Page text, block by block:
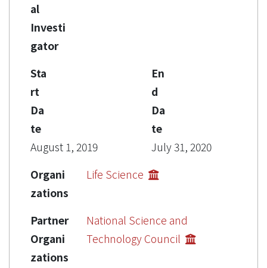
al
Investi
gator
Sta
rt
Da
te
August 1, 2019
En
d
Da
te
July 31, 2020
Organi
zations
Life Science
Partner
Organi
zations
National Science and
Technology Council